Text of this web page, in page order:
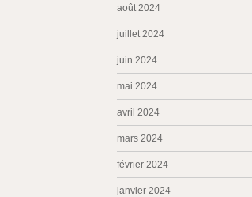
août 2024
juillet 2024
juin 2024
mai 2024
avril 2024
mars 2024
février 2024
janvier 2024